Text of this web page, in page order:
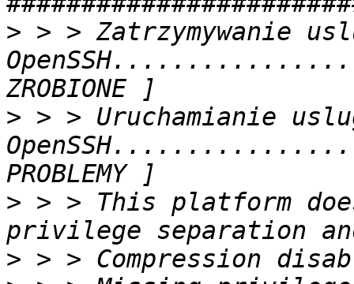
> > > Zatrzymywanie
> > > Uruchamianie
> > > This platform
>